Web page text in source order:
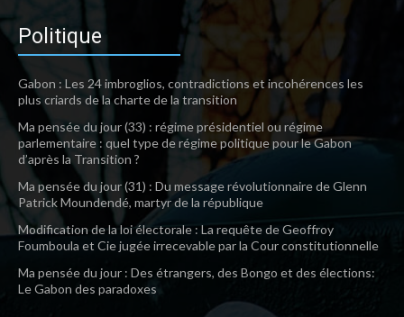
Politique
Gabon : Les 24 imbroglios, contradictions et incohérences les
plus criards de la charte de la transition
Ma pensée du jour (33) : régime présidentiel ou régime
parlementaire : quel type de régime politique pour le Gabon
d’après la Transition ?
Ma pensée du jour (31) : Du message révolutionnaire de Glenn
Patrick Moundendé, martyr de la république
Modification de la loi électorale : La requête de Geoffroy
Foumboula et Cie jugée irrecevable par la Cour constitutionnelle
Ma pensée du jour : Des étrangers, des Bongo et des élections:
Le Gabon des paradoxes